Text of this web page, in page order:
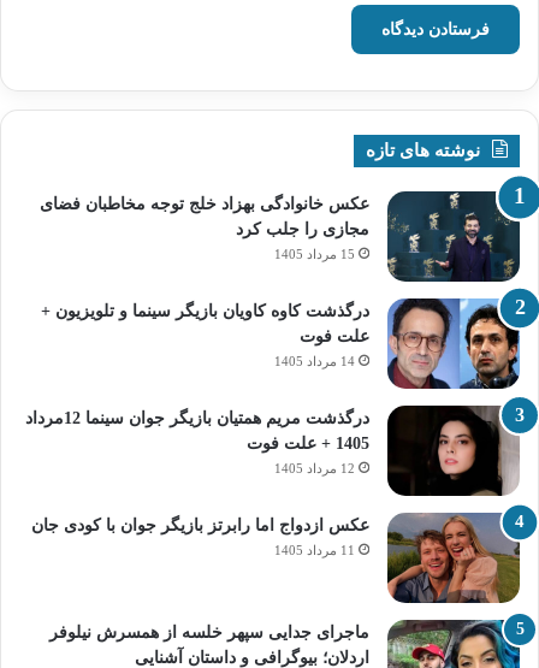
نوشته های تازه
عکس خانوادگی بهزاد خلج توجه مخاطبان فضای
مجازی را جلب کرد
15 مرداد 1405
درگذشت کاوه کاویان بازیگر سینما و تلویزیون +
علت فوت
14 مرداد 1405
درگذشت مریم همتیان بازیگر جوان سینما 12مرداد
1405 + علت فوت
12 مرداد 1405
عکس ازدواج اما رابرتز بازیگر جوان با کودی جان
11 مرداد 1405
ماجرای جدایی سپهر خلسه از همسرش نیلوفر
اردلان؛ بیوگرافی و داستان آشنایی